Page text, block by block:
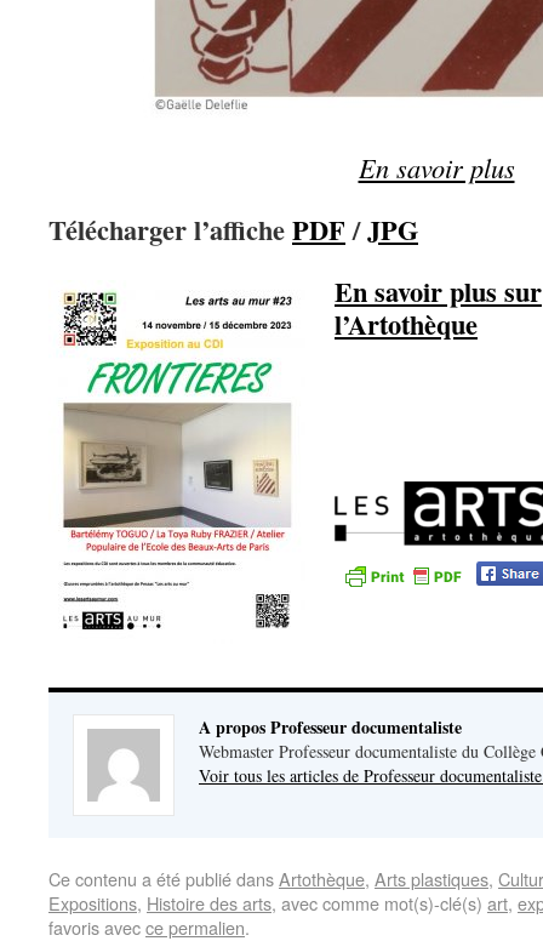
En savoir plus
Télécharger l’affichePDF/JPG
En savoir plus sur
l’Artothèque
A propos Professeur documentaliste
Webmaster Professeur documentaliste du Collège
Voir tous les articles de Professeur
Ce contenu a été publié dansArtothèque, Arts plastiques,
Expositions, Histoire des arts, avec comme mot(s)-clé(s) art,
favoris avecce permalien.